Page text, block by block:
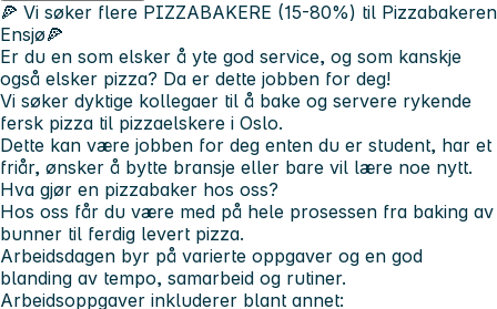
🍕 Vi søker flere PIZZABAKERE (15-80%) til Pizzabakeren
Ensjø🍕
Er du en som elsker å yte god service, og som kanskje
også elsker pizza? Da er dette jobben for deg!
Vi søker dyktige kollegaer til å bake og servere rykende
fersk pizza til pizzaelskere i Oslo.
Dette kan være jobben for deg enten du er student, har et
friår, ønsker å bytte bransje eller bare vil lære noe nytt.
Hva gjør en pizzabaker hos oss?
Hos oss får du være med på hele prosessen fra baking av
bunner til ferdig levert pizza.
Arbeidsdagen byr på varierte oppgaver og en god
blanding av tempo, samarbeid og rutiner.
Arbeidsoppgaver inkluderer blant annet: